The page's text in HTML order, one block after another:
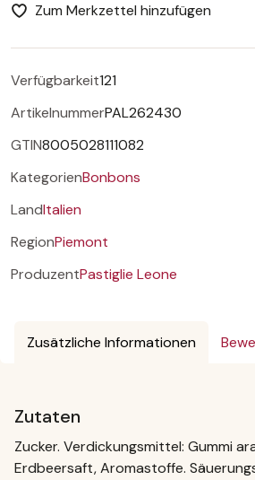
Zum Merkzettel hinzufügen
Verfügbarkeit121
ArtikelnummerPAL262430
GTIN8005028111082
KategorienBonbons
LandItalien
RegionPiemont
ProduzentPastiglie Leone
Zusätzliche Informationen
Zutaten
Zucker. Verdickungsmittel: Gummi
Erdbeersaft, Aromastoffe.